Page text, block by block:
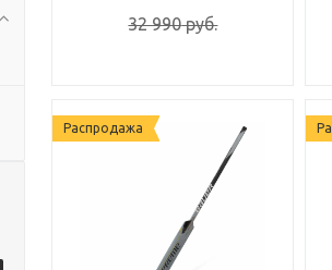
32 990руб.
Распродажа